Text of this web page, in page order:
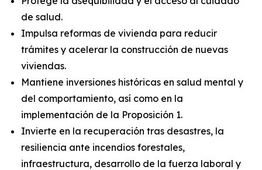
de salud.
Impulsa reformas de vivienda para reducir
trámites y acelerar la construcción de nuevas
viviendas.
Mantiene inversiones históricas en salud mental y
del comportamiento, así como en la
implementación de la Proposición 1.
Invierte en la recuperación tras desastres, la
resiliencia ante incendios forestales,
infraestructura, desarrollo de la fuerza laboral y